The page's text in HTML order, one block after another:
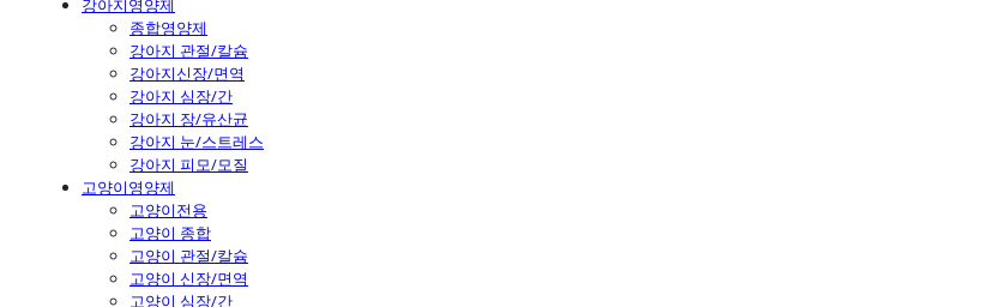
강아지영양제
종합영양제
강아지 관절/칼슘
강아지신장/면역
강아지 심장/간
강아지 장/유산균
강아지 눈/스트레스
강아지 피모/모질
고양이영양제
고양이전용
고양이 종합
고양이 관절/칼슘
고양이 신장/면역
고양이 심장/간